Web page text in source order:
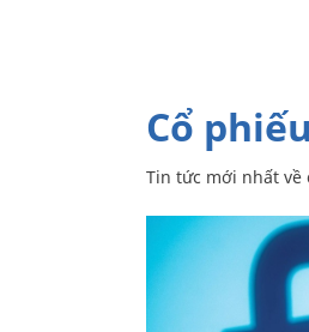
cổ
Tin tức mới nhất về